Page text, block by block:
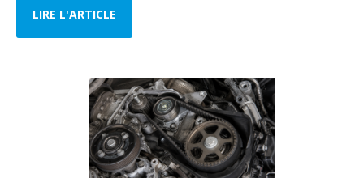
LIRE L'ARTICLE